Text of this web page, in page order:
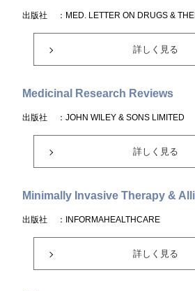
出版社 ：MED. LETTER ON DRUGS &
詳しく見る
Medicinal Research Reviews
出版社 ：JOHN WILEY & SONS LIMITED
詳しく見る
Minimally Invasive Therapy &
出版社 ：INFORMAHEALTHCARE
詳しく見る